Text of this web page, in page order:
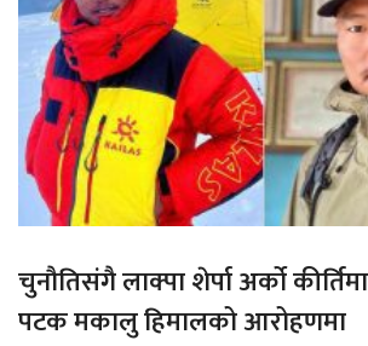
चुनौतिसंगै लाक्पा शेर्पा अर्को
पटक मकालु हिमालको आरोहणमा